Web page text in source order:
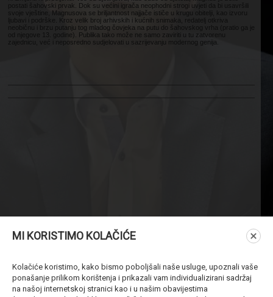
postati šahovski prvak. Dok su većini igrača neophodni strogi uvjeti da bi usavršili
svoje vještine, Magnusova se briljantnost najjače ističe u krugu obitelji, kao izvoru
ljubavi i podrške. Kroz velik broj arhivskih i kućnih snimaka, redatelj otkriva
neobičnu i brzu putanju tog mladog čovjeka na putu do šahovskog vrha (pratio ga je
od njegove 13. godine). Publika tako može ne samo zaviriti u tu zatvorenu
zajednicu, već i neposredno sudjelovati u sazrijevanju modernog genija.
MI KORISTIMO KOLAČIĆE
Kolačiće koristimo, kako bismo poboljšali naše usluge, upoznali vaše
ponašanje prilikom korištenja i prikazali vam individualizirani sadržaj
na našoj internetskoj stranici kao i u našim obavijestima